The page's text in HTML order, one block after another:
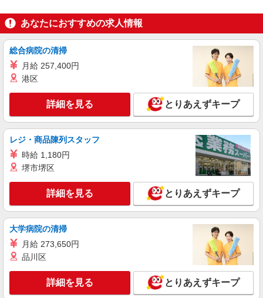
2-1 八重洲地下街中1号 ■東京(ＪＲ中央本線)八重
洲中央口(約2分) ■東京(ＪＲ北陸新幹線)八重洲中
央口(約2分) ■東京(ＪＲ東北新幹線)八重洲中央口
キープ 詳細を見る
アルバイト
Stola.（ストラ） 西銀座店
アパレル販売スタッフ
時給1250円〜＋交通費支給（月2万円迄）
≪Stola.西銀座店≫ 東京都中央区銀座4-1 西銀
座1F ■JR「有楽町駅」銀座口より徒歩3分、東京
メトロ「銀座駅」C5・C7出口直結
詳細を見る
Stola.（ストラ） 八重洲地下街店
未経験歓迎のアパレル販売スタッフ
未経験：月給243,800円〜400,000円 経験者
（店長候補）：月給300,000円〜 ※試用期間中は
270,000円〜 ★固定残業手当：30,800円（月給に
あたり20時間、超過時は追加で残業手当支給 ※月
3万円まで交通費支給 ※試用期間（2〜3ヶ月）も
同条件 【手当】固定残業手当／資格手当／店舗職
≪八重洲地下街店≫ 東京都中央区八重洲2-1八
重洲地下街 中1号 ■各線「東京駅」より徒歩3分
キープ 詳細を見る
あなたにおすすめの求人情報
総合病院の清掃
月給 257,400円
港区
詳細を見る とりあえずキープ
レジ・商品陳列スタッフ
時給 1,180円
堺市堺区
詳細を見る とりあえずキープ
大学病院の清掃
月給 273,650円
品川区
詳細を見る とりあえずキープ